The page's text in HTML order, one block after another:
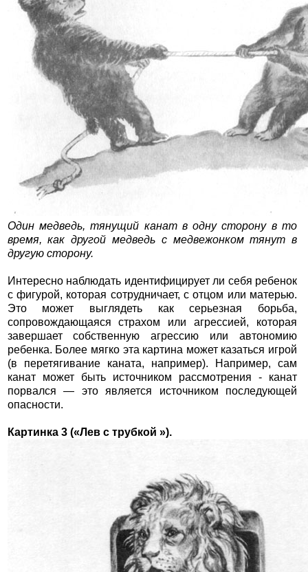
Один медведь, тянущий канат в одну сторону в то
время, как другой медведь с медвежонком тянут в
другую сторону.
Интересно наблюдать идентифицирует ли себя ребенок
с фигурой, которая сотрудничает, с отцом или матерью.
Это может выглядеть как серьезная борьба,
сопровождающаяся страхом или агрессией, которая
завершает собственную агрессию или автономию
ребенка. Более мягко эта картина может казаться игрой
(в перетягивание каната, например). Например, сам
канат может быть источником рассмотрения - канат
порвался — это является источником последующей
опасности.
Картинка 3 («Лев с трубкой »).